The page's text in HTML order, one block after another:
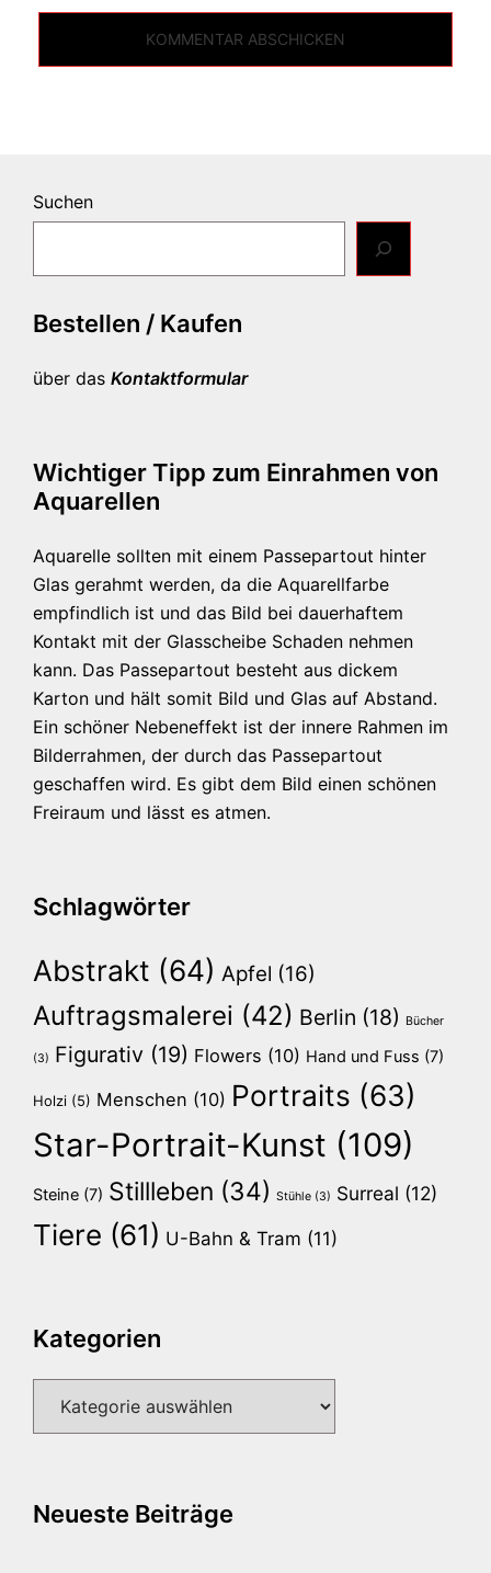
Suchen
Bestellen / Kaufen
über das Kontaktformular
Wichtiger Tipp zum Einrahmen von
Aquarellen
Aquarelle sollten mit einem Passepartout hinter
Glas gerahmt werden, da die Aquarellfarbe
empfindlich ist und das Bild bei dauerhaftem
Kontakt mit der Glasscheibe Schaden nehmen
kann. Das Passepartout besteht aus dickem
Karton und hält somit Bild und Glas auf Abstand.
Ein schöner Nebeneffekt ist der innere Rahmen im
Bilderrahmen, der durch das Passepartout
geschaffen wird. Es gibt dem Bild einen schönen
Freiraum und lässt es atmen.
Schlagwörter
Abstrakt (64) Apfel (16)
Auftragsmalerei (42) Berlin (18) Bücher
(3) Figurativ (19) Flowers (10) Hand und Fuss (7)
Holzi (5) Menschen (10) Portraits (63)
Star-Portrait-Kunst (109)
Steine (7) Stillleben (34) Stühle (3) Surreal (12)
Tiere (61) U-Bahn & Tram (11)
Kategorien
Neueste Beiträge